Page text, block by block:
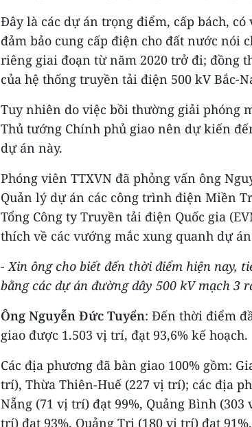
Đây là các dự án trọng điểm, cấp bách,
đảm bảo cung cấp điện cho đất nước nói
riêng giai đoạn từ năm 2020 trở đi; đồng
của hệ thống truyền tải điện 500 kV Bắc-
Tuy nhiên do việc bồi thường giải phóng
Thủ tướng Chính phủ giao nên dự kiến
dự án này.
Phóng viên TTXVN đã phỏng vấn ông
Quản lý dự án các công trình điện Miền
Tổng Công ty Truyền tải điện Quốc gia
thích về các vướng mắc xung quanh dự
- Xin ông cho biết đến thời điểm hiện nay,
bằng các dự án đường dây 500 kV mạch 3
Ông Nguyễn Đức Tuyển: Đến thời điểm
giao được 1.503 vị trí, đạt 93,6% kế hoạch.
Các địa phương đã bàn giao 100% gồm:
trí), Thừa Thiên-Huế (227 vị trí); các địa
Nẵng (71 vị trí) đạt 99%, Quảng Bình (303
trí) đạt 93%, Quảng Trị (180 vị trí) đạt